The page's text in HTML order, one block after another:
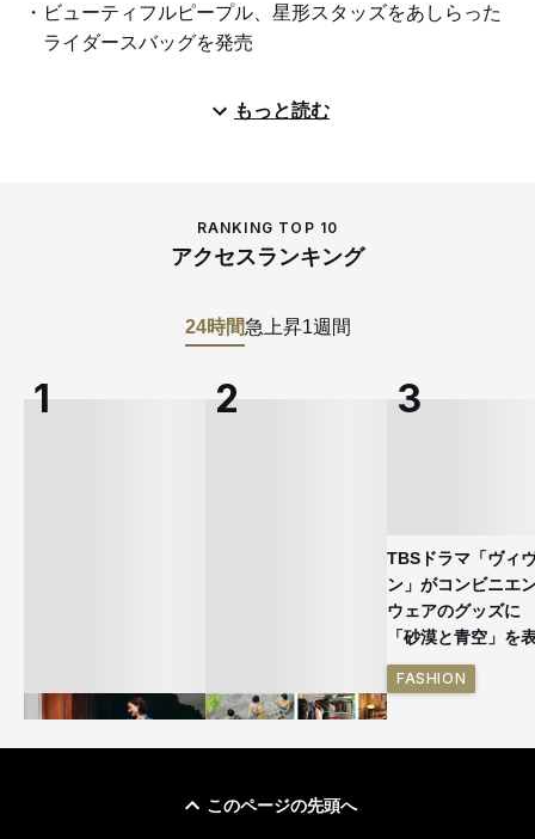
ビューティフルピープル、星形スタッズをあしらった
ライダースバッグを発売
もっと読む
RANKING TOP 10
アクセスランキング
24時間急上昇1週間
TBSドラマ「ヴィ
ン」がコンビニエ
ウェアのグッズ
「砂漠と青空」を
FASHION
このページの先頭へ